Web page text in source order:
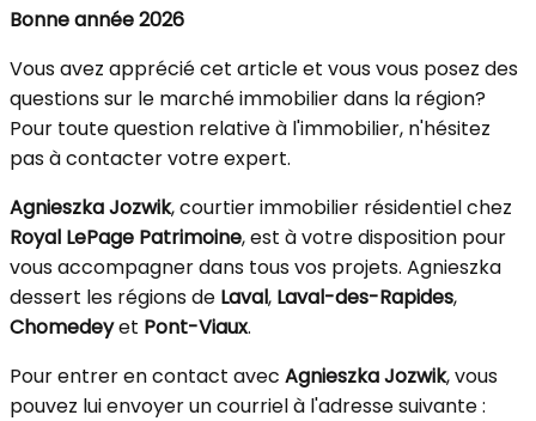
Bonne année 2026
Vous avez apprécié cet article et vous vous posez des
questions sur le marché immobilier dans la région?
Pour toute question relative à l'immobilier, n'hésitez
pas à contacter votre expert.
Agnieszka Jozwik, courtier immobilier résidentiel chez
Royal LePage Patrimoine, est à votre disposition pour
vous accompagner dans tous vos projets. Agnieszka
dessert les régions de Laval, Laval-des-Rapides,
Chomedeyet Pont-Viaux.
Pour entrer en contact avec Agnieszka Jozwik, vous
pouvez lui envoyer un courriel à l'adresse suivante :